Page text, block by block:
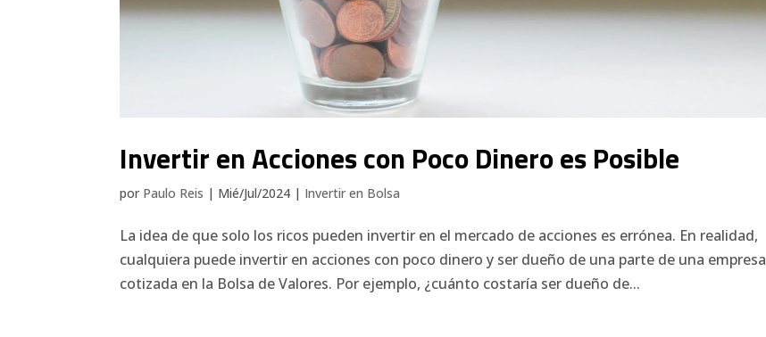
Invertir en Acciones con Poco Dinero es Posible
por Paulo Reis | Mié/Jul/2024 | Invertir en Bolsa
La idea de que solo los ricos pueden invertir en el mercado de acciones es errónea. En realidad,
cualquiera puede invertir en acciones con poco dinero y ser dueño de una parte de una empresa
cotizada en la Bolsa de Valores. Por ejemplo, ¿cuánto costaría ser dueño de...